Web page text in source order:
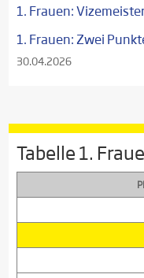
1. Frauen:
1. Frauen: Zwei
30.04.2026
Tabelle 1.